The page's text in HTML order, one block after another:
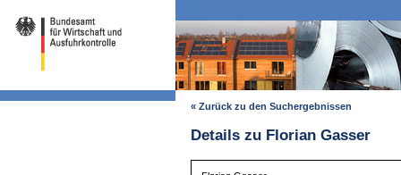
« Zurück zu den Suchergebnissen
Details zu Florian Gasser